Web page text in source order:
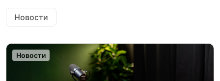
Новости
Новости